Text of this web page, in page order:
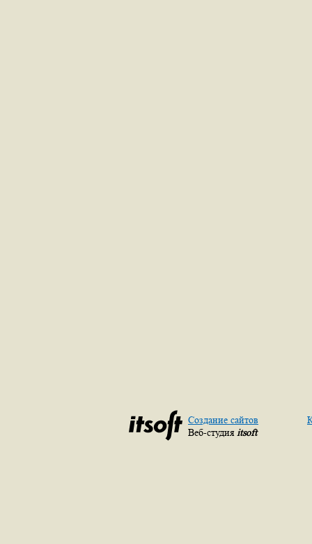
Создание сайтов
Веб-студия itsoft